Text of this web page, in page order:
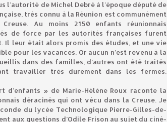
l’autorité de Michel Debré à l’époque député de
très connu à la Réunion est communément
Au moins 2150 enfants réunionnais
de force par les autorités françaises furent
Il leur était alors promis des études, et une vie
pour les vacances. Or aucun n’est revenu à la
dans des familles, d’autres ont été traités
travailler très durement dans les fermes.
» de Marie-Hélène Roux raconte la
déracinés qui ont vécu dans la Creuse. Je
du lycée Technologique Pierre-Gilles-de-
aux questions d’Odile Frison au sujet du ciné-